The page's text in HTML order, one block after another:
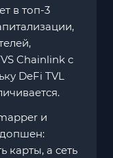
в топ-3
Chainlink с
DeFi TVL
и
карты, а сеть